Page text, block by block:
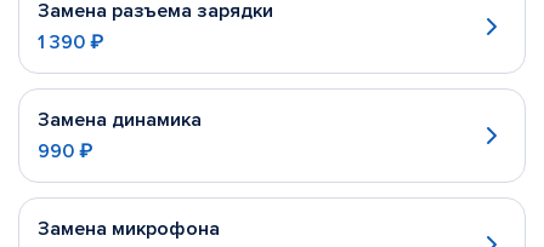
Замена разъема зарядки
1 390 ₽
Замена динамика
990 ₽
Замена микрофона